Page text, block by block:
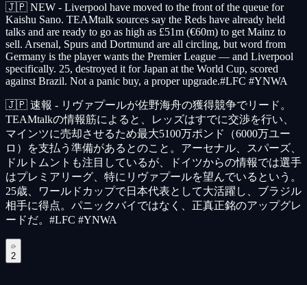
🇯🇵 NEW - Liverpool have moved to the front of the queue for
Kaishu Sano. TEAMtalk sources say the Reds have already held
talks and are ready to go as high as £51m (€60m) to get Mainz to
sell. Arsenal, Spurs and Dortmund are all circling, but word from
Germany is the player wants the Premier League — and Liverpool
specifically. 25, destroyed it for Japan at the World Cup, scored
against Brazil. Not a panic buy, a proper upgrade.#LFC #YNWA
🇯🇵 速報 - リヴァプールが佐野海舟の獲得競争でリード。
TEAMtalkの情報筋によると、レッズはすでに交渉を行い、
マインツに売却させるため最大5100万ポンド（6000万ユー
ロ）を支払う準備があるとのこと。アーセナル、スパーズ、
ドルトムントも注目しているが、ドイツからの情報では選手
はプレミアリーグ、特にリヴァプールを望んでいるという。
25歳、ワールドカップで日本代表として大活躍し、ブラジル
相手に得点。パニックバイではなく、正真正銘のアップグレ
ードだ。#LFC #YNWA
2